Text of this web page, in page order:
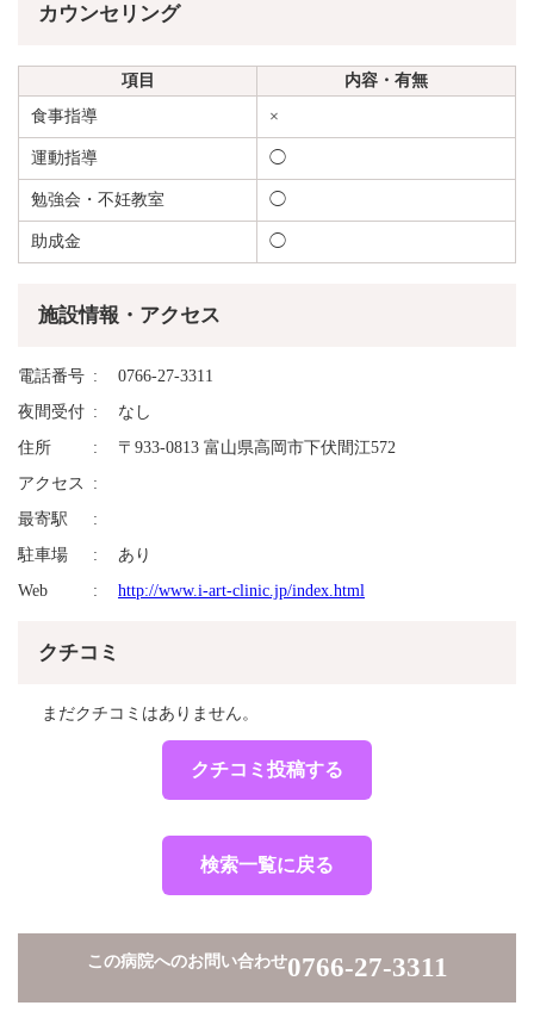
カウンセリング
項目
内容・有無
食事指導
×
運動指導 ◯
勉強会・不妊教室 ◯
助成金 ◯
施設情報・アクセス
電話番号
0766-27-3311
夜間受付
なし
住所
〒933-0813 富山県高岡市下伏間江572
アクセス
最寄駅
駐車場
あり
Web
http://www.i-art-clinic.jp/index.html
クチコミ
まだクチコミはありません。
クチコミ投稿する
検索一覧に戻る
この病院へのお問い合わせ0766-27-3311